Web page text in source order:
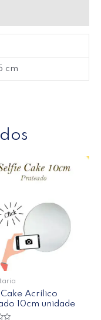
cm
Cake Acrílico
10cm unidade